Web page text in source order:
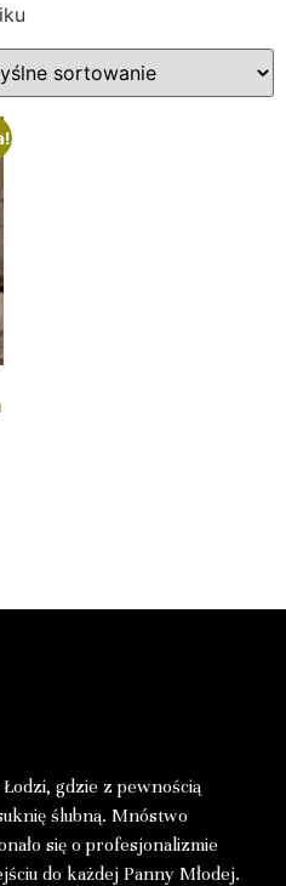
gdzie z pewnością
ślubną. Mnóstwo
się o profesjonalizmie
do każdej Panny Młodej.